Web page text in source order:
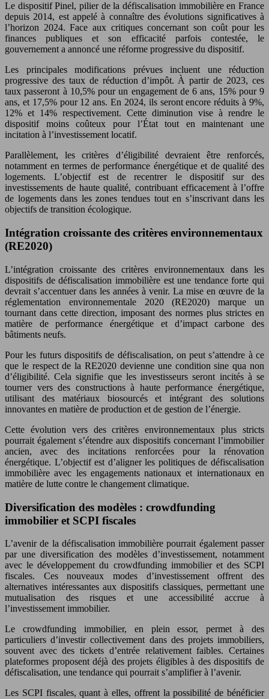
Le dispositif Pinel, pilier de la défiscalisation immobilière en France
depuis 2014, est appelé à connaître des évolutions significatives à
l’horizon 2024. Face aux critiques concernant son coût pour les
finances publiques et son efficacité parfois contestée, le
gouvernement a annoncé une réforme progressive du dispositif.
Les principales modifications prévues incluent une réduction
progressive des taux de réduction d’impôt. À partir de 2023, ces
taux passeront à 10,5% pour un engagement de 6 ans, 15% pour 9
ans, et 17,5% pour 12 ans. En 2024, ils seront encore réduits à 9%,
12% et 14% respectivement. Cette diminution vise à rendre le
dispositif moins coûteux pour l’État tout en maintenant une
incitation à l’investissement locatif.
Parallèlement, les critères d’éligibilité devraient être renforcés,
notamment en termes de performance énergétique et de qualité des
logements. L’objectif est de recentrer le dispositif sur des
investissements de haute qualité, contribuant efficacement à l’offre
de logements dans les zones tendues tout en s’inscrivant dans les
objectifs de transition écologique.
Intégration croissante des critères environnementaux
(RE2020)
L’intégration croissante des critères environnementaux dans les
dispositifs de défiscalisation immobilière est une tendance forte qui
devrait s’accentuer dans les années à venir. La mise en œuvre de la
réglementation environnementale 2020 (RE2020) marque un
tournant dans cette direction, imposant des normes plus strictes en
matière de performance énergétique et d’impact carbone des
bâtiments neufs.
Pour les futurs dispositifs de défiscalisation, on peut s’attendre à ce
que le respect de la RE2020 devienne une condition sine qua non
d’éligibilité. Cela signifie que les investisseurs seront incités à se
tourner vers des constructions à haute performance énergétique,
utilisant des matériaux biosourcés et intégrant des solutions
innovantes en matière de production et de gestion de l’énergie.
Cette évolution vers des critères environnementaux plus stricts
pourrait également s’étendre aux dispositifs concernant l’immobilier
ancien, avec des incitations renforcées pour la rénovation
énergétique. L’objectif est d’aligner les politiques de défiscalisation
immobilière avec les engagements nationaux et internationaux en
matière de lutte contre le changement climatique.
Diversification des modèles : crowdfunding
immobilier et SCPI fiscales
L’avenir de la défiscalisation immobilière pourrait également passer
par une diversification des modèles d’investissement, notamment
avec le développement du crowdfunding immobilier et des SCPI
fiscales. Ces nouveaux modes d’investissement offrent des
alternatives intéressantes aux dispositifs classiques, permettant une
mutualisation des risques et une accessibilité accrue à
l’investissement immobilier.
Le crowdfunding immobilier, en plein essor, permet à des
particuliers d’investir collectivement dans des projets immobiliers,
souvent avec des tickets d’entrée relativement faibles. Certaines
plateformes proposent déjà des projets éligibles à des dispositifs de
défiscalisation, une tendance qui pourrait s’amplifier à l’avenir.
Les SCPI fiscales, quant à elles, offrent la possibilité de bénéficier